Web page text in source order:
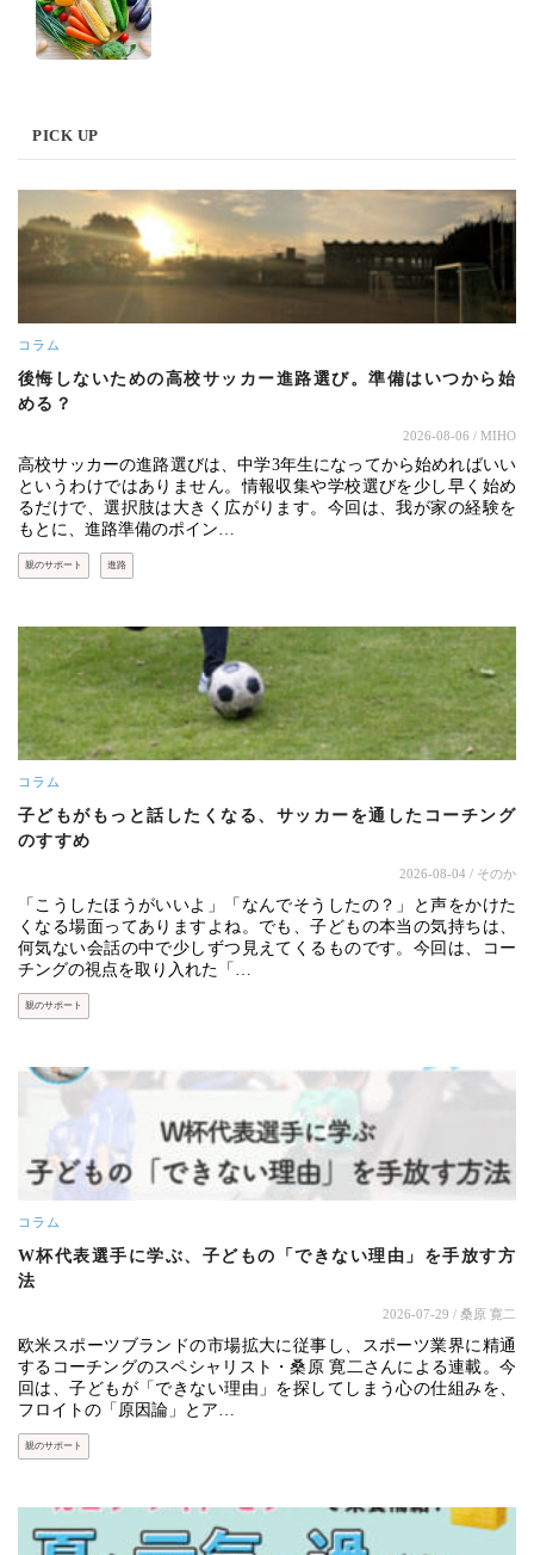
PICK UP
コラム
後悔しないための高校サッカー進路選び。準備はいつから始
める？
2026-08-06 / MIHO
高校サッカーの進路選びは、中学3年生になってから始めればいい
というわけではありません。情報収集や学校選びを少し早く始め
るだけで、選択肢は大きく広がります。今回は、我が家の経験を
もとに、進路準備のポイン…
親のサポート 進路
コラム
子どもがもっと話したくなる、サッカーを通したコーチング
のすすめ
2026-08-04 / そのか
「こうしたほうがいいよ」「なんでそうしたの？」と声をかけた
くなる場面ってありますよね。でも、子どもの本当の気持ちは、
何気ない会話の中で少しずつ見えてくるものです。今回は、コー
チングの視点を取り入れた「…
親のサポート
コラム
W杯代表選手に学ぶ、子どもの「できない理由」を手放す方
法
2026-07-29 / 桑原 寛二
欧米スポーツブランドの市場拡大に従事し、スポーツ業界に精通
するコーチングのスペシャリスト・桑原 寛二さんによる連載。今
回は、子どもが「できない理由」を探してしまう心の仕組みを、
フロイトの「原因論」とア…
親のサポート